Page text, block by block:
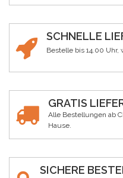
SCHNELLE
Bestelle bis 14.00 Uhr,
GRATIS
Alle Bestellungen ab
Hause.
SICHERE